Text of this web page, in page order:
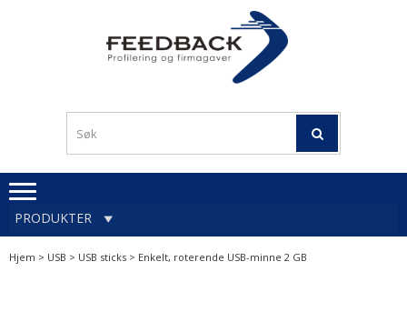
PRODUKTER
Hjem > USB > USB sticks > Enkelt, roterende USB-minne 2 GB